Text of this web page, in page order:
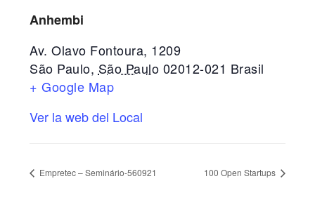
Anhembi
Av. Olavo Fontoura, 1209
São Paulo, São Paulo 02012-021 Brasil
+ Google Map
Ver la web del Local
Empretec – Seminário-560921 100 Open Startups